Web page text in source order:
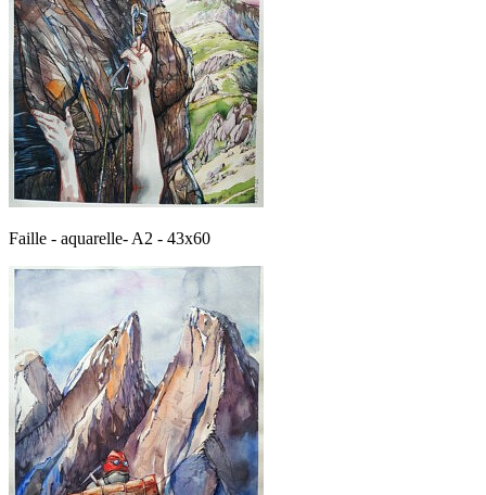
Faille - aquarelle- A2 - 43x60